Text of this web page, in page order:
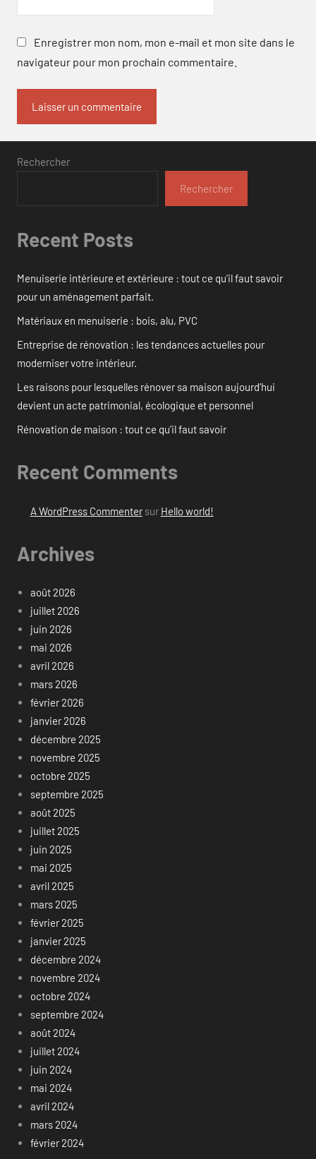
Enregistrer mon nom, mon e-mail et mon site dans le
navigateur pour mon prochain commentaire.
Rechercher
Rechercher
Recent Posts
Menuiserie intérieure et extérieure : tout ce qu’il faut savoir
pour un aménagement parfait.
Matériaux en menuiserie : bois, alu, PVC
Entreprise de rénovation : les tendances actuelles pour
moderniser votre intérieur.
Les raisons pour lesquelles rénover sa maison aujourd’hui
devient un acte patrimonial, écologique et personnel
Rénovation de maison : tout ce qu’il faut savoir
Recent Comments
A WordPress Commentersur Hello world!
Archives
août 2026
juillet 2026
juin 2026
mai 2026
avril 2026
mars 2026
février 2026
janvier 2026
décembre 2025
novembre 2025
octobre 2025
septembre 2025
août 2025
juillet 2025
juin 2025
mai 2025
avril 2025
mars 2025
février 2025
janvier 2025
décembre 2024
novembre 2024
octobre 2024
septembre 2024
août 2024
juillet 2024
juin 2024
mai 2024
avril 2024
mars 2024
février 2024